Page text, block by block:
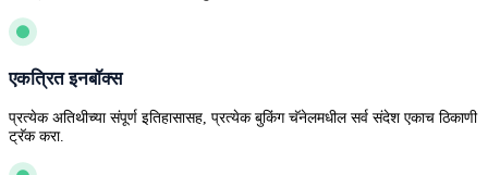
एकत्रित इनबॉक्स
प्रत्येक अतिथीच्या संपूर्ण इतिहासासह, प्रत्येक बुकिंग चॅनेलमधील सर्व संदेश एकाच ठिकाणी
ट्रॅक करा.